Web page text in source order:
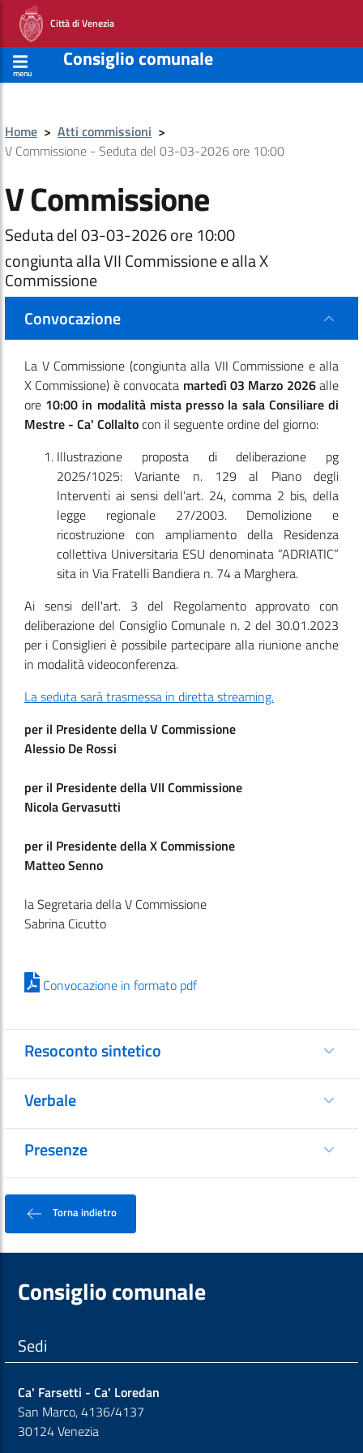
Città di Venezia
menu
Consiglio comunale
Home > Atti commissioni >
V Commissione - Seduta del 03-03-2026 ore 10:00
V Commissione
Seduta del 03-03-2026 ore 10:00
congiunta alla VII Commissione e alla X
Commissione
Convocazione
La V Commissione (congiunta alla VII Commissione e alla
X Commissione) è convocata martedì 03 Marzo 2026alle
ore 10:00 in modalità mista presso la sala Consiliare di
Mestre - Ca' Collaltocon il seguente ordine del giorno:
Illustrazione proposta di deliberazione pg
2025/1025: Variante n. 129 al Piano degli
Interventi ai sensi dell’art. 24, comma 2 bis, della
legge regionale 27/2003. Demolizione e
ricostruzione con ampliamento della Residenza
collettiva Universitaria ESU denominata “ADRIATIC”
sita in Via Fratelli Bandiera n. 74 a Marghera.
Ai sensi dell'art. 3 del Regolamento approvato con
deliberazione del Consiglio Comunale n. 2 del 30.01.2023
per i Consiglieri è possibile partecipare alla riunione anche
in modalità videoconferenza.
La seduta sarà trasmessa in diretta streaming.
per il Presidente della V Commissione
Alessio De Rossi
per il Presidente della VII Commissione
Nicola Gervasutti
per il Presidente della X Commissione
Matteo Senno
la Segretaria della V Commissione
Sabrina Cicutto
Convocazione in formato pdf
Resoconto sintetico
Verbale
Presenze
Torna indietro
Consiglio comunale
Sedi
Ca' Farsetti - Ca' Loredan
San Marco, 4136/4137
30124 Venezia